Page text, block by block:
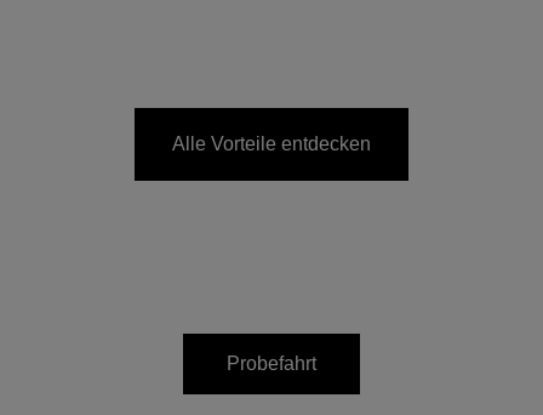
Alle Vorteile entdecken
Probefahrt